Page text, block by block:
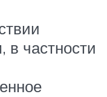
в частности